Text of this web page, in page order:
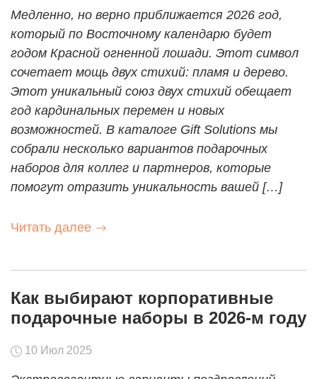
Медленно, но верно приближается 2026 год,
который по Восточному календарю будет
годом Красной огненной лошади. Этот символ
сочетает мощь двух стихий: пламя и дерево.
Этот уникальный союз двух стихий обещает
год кардинальных перемен и новых
возможностей. В каталоге Gift Solutions мы
собрали несколько вариантов подарочных
наборов для коллег и партнеров, которые
помогут отразить уникальность вашей […]
Читать далее
Как выбирают корпоративные
подарочные наборы в 2026-м году
10 Июл 2025